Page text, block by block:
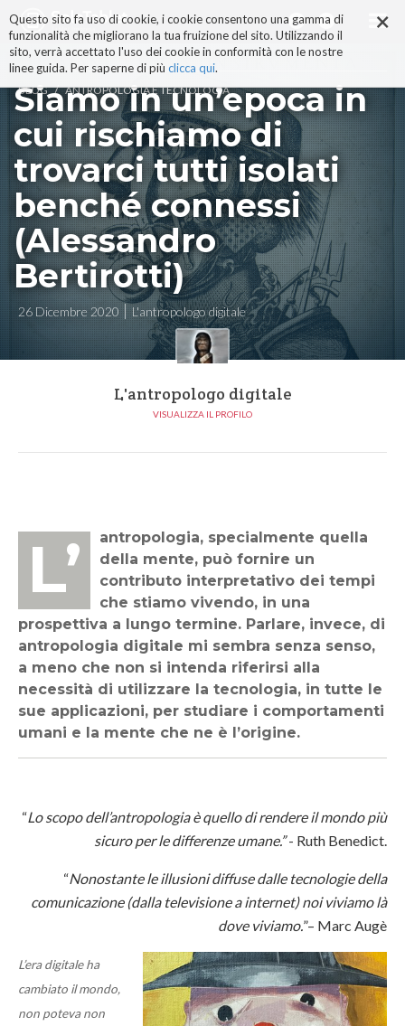
×
Questo sito fa uso di cookie, i cookie consentono una gamma di
funzionalità che migliorano la tua fruizione del sito. Utilizzando il
sito, verrà accettato l'uso dei cookie in conformità con le nostre
linee guida. Per saperne di più clicca qui.
ai
contenuti.
|
alla
navigazione
BLOG / ANTROPOLOGIA E TECNOLOGIA
Siamo in un’epoca in
cui rischiamo di
trovarci tutti isolati
benché connessi
(Alessandro
Bertirotti)
26 Dicembre 2020 L'antropologo digitale
L'antropologo digitale
VISUALIZZA IL PROFILO
L’antropologia, specialmente quella
della mente, può fornire un
contributo interpretativo dei tempi
che stiamo vivendo, in una
prospettiva a lungo termine. Parlare, invece, di
antropologia digitale mi sembra senza senso,
a meno che non si intenda riferirsi alla
necessità di utilizzare la tecnologia, in tutte le
sue applicazioni, per studiare i comportamenti
umani e la mente che ne è l’origine.
“Lo scopo dell’antropologia è quello di rendere il mondo più
sicuro per le differenze umane.”- Ruth Benedict.
“Nonostante le illusioni diffuse dalle tecnologie della
comunicazione (dalla televisione a internet) noi viviamo là
dove viviamo.”– Marc Augè
L’era digitale ha
cambiato il mondo,
non poteva non